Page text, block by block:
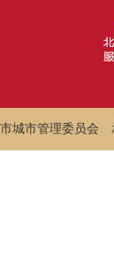
城市管理委员会